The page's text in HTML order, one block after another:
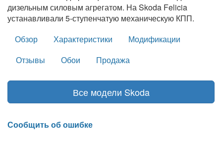
дизельным силовым агрегатом. На Skoda Felicia
устанавливали 5-ступенчатую механическую КПП.
Обзор
Характеристики
Модификации
Отзывы
Обои Продажа
Все модели Skoda
Сообщить об ошибке